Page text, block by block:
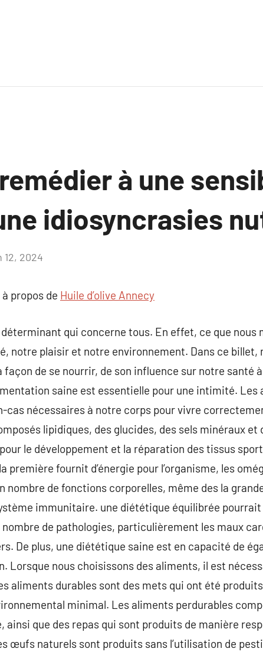
à une
idiosyncrasies
12, 2024
propos de Huile d’olive Annecy
qui concerne tous. En effet, ce que nous
notre plaisir et notre environnement. Dans ce billet,
de se nourrir, de son influence sur notre santé à
saine est essentielle pour une intimité. Les
cas nécessaires à notre corps pour vivre
lipidiques, des glucides, des sels minéraux et
le développement et la réparation des tissus
première fournit d’énergie pour l’organisme, les
nombre de fonctions corporelles, même des la
immunitaire. une diététique équilibrée
de pathologies, particulièrement les maux
De plus, une diététique saine est en capacité de
Lorsque nous choisissons des aliments, il est
aliments durables sont des mets qui ont été
minimal. Les aliments perdurables
ainsi que des repas qui sont produits de manière
œufs naturels sont produits sans l’utilisation de